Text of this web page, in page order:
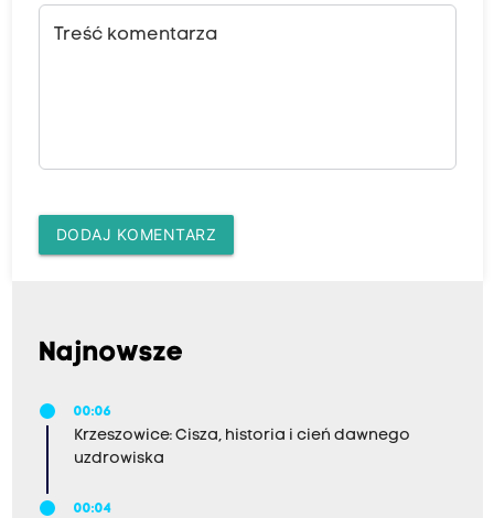
Treść komentarza
DODAJ KOMENTARZ
Najnowsze
00:06
Krzeszowice: Cisza, historia i cień dawnego
uzdrowiska
00:04